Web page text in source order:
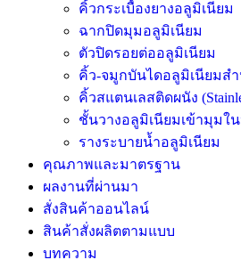
คิ้วกระเบื้องยางอลูมิเนียม
ฉากปิดมุมอลูมิเนียม
ตัวปิดรอยต่ออลูมิเนียม
คิ้ว-จมูกบันไดอลูมิเนียมส
คิ้วสแตนเลสติดผนัง
ชั้นวางอลูมิเนียมเข้ามุมใ
รางระบายน้ำอลูมิเนียม
คุณภาพและมาตรฐาน
ผลงานที่ผ่านมา
สั่งสินค้าออนไลน์
สินค้าสั่งผลิตตามแบบ
บทความ